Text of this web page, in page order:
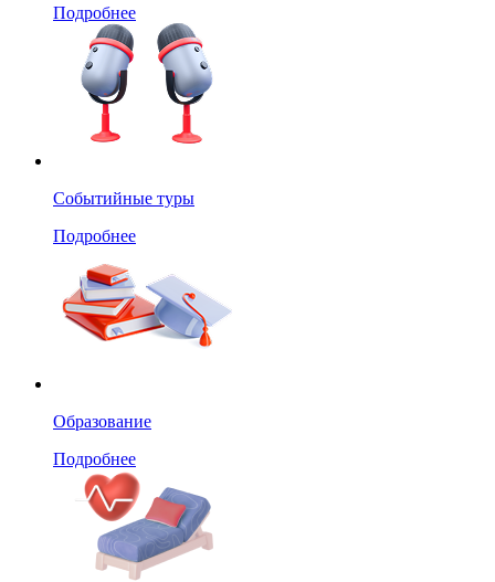
Подробнее
Событийные туры
Подробнее
Образование
Подробнее